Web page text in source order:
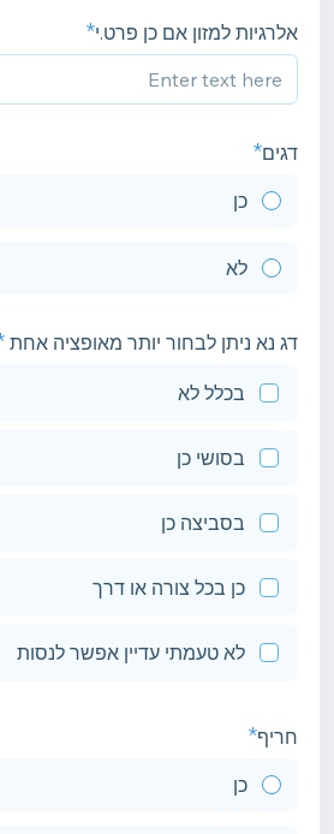
אלרגיות למזון אם כן פרט.י
דגים
כן
לא
דג נא ניתן לבחור יותר מאופציה אחת
בכלל לא
בסושי כן
בסביצה כן
כן בכל צורה או דרך
לא טעמתי עדיין אפשר לנסות
חריף
כן